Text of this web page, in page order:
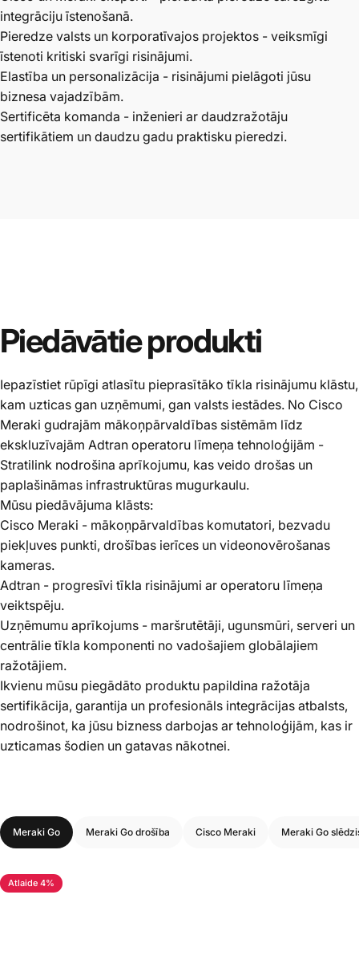
integrāciju īstenošanā.
Pieredze valsts un korporatīvajos projektos - veiksmīgi
īstenoti kritiski svarīgi risinājumi.
Elastība un personalizācija - risinājumi pielāgoti jūsu
biznesa vajadzībām.
Sertificēta komanda - inženieri ar daudzražotāju
sertifikātiem un daudzu gadu praktisku pieredzi.
Piedāvātieprodukti
Iepazīstiet rūpīgi atlasītu pieprasītāko tīkla risinājumu klāstu,
kam uzticas gan uzņēmumi, gan valsts iestādes. No Cisco
Meraki gudrajām mākoņpārvaldības sistēmām līdz
ekskluzīvajām Adtran operatoru līmeņa tehnoloģijām -
Stratilink nodrošina aprīkojumu, kas veido drošas un
paplašināmas infrastruktūras mugurkaulu.
Mūsu piedāvājuma klāsts:
Cisco Meraki - mākoņpārvaldības komutatori, bezvadu
piekļuves punkti, drošības ierīces un videonovērošanas
kameras.
Adtran - progresīvi tīkla risinājumi ar operatoru līmeņa
veiktspēju.
Uzņēmumu aprīkojums - maršrutētāji, ugunsmūri, serveri un
centrālie tīkla komponenti no vadošajiem globālajiem
ražotājiem.
Ikvienu mūsu piegādāto produktu papildina ražotāja
sertifikācija, garantija un profesionāls integrācijas atbalsts,
nodrošinot, ka jūsu bizness darbojas ar tehnoloģijām, kas ir
uzticamas šodien un gatavas nākotnei.
Meraki Go Meraki Go drošība Cisco Meraki Meraki Go
Atlaide 4%